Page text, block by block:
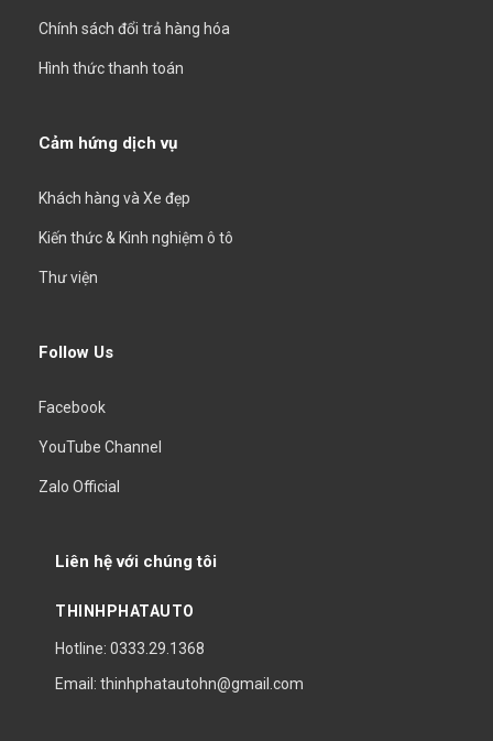
Chính sách đổi trả hàng hóa
Hình thức thanh toán
Cảm hứng dịch vụ
Khách hàng và Xe đẹp
Kiến thức & Kinh nghiệm ô tô
Thư viện
Follow Us
Facebook
YouTube Channel
Zalo Official
Liên hệ với chúng tôi
THINHPHATAUTO
Hotline: 0333.29.1368
Email: thinhphatautohn@gmail.com